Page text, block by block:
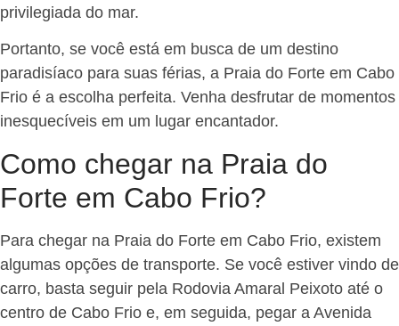
privilegiada do mar.
Portanto, se você está em busca de um destino
paradisíaco para suas férias, a Praia do Forte em Cabo
Frio é a escolha perfeita. Venha desfrutar de momentos
inesquecíveis em um lugar encantador.
Como chegar na Praia do
Forte em Cabo Frio?
Para chegar na Praia do Forte em Cabo Frio, existem
algumas opções de transporte. Se você estiver vindo de
carro, basta seguir pela Rodovia Amaral Peixoto até o
centro de Cabo Frio e, em seguida, pegar a Avenida